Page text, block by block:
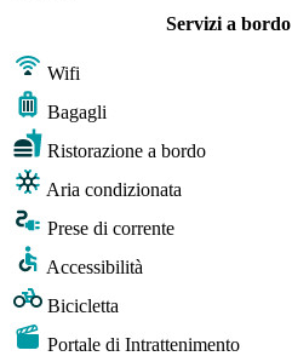
Servizi a bordo
Wifi
Bagagli
Ristorazione a bordo
Aria condizionata
Prese di corrente
Accessibilità
Bicicletta
Portale di Intrattenimento